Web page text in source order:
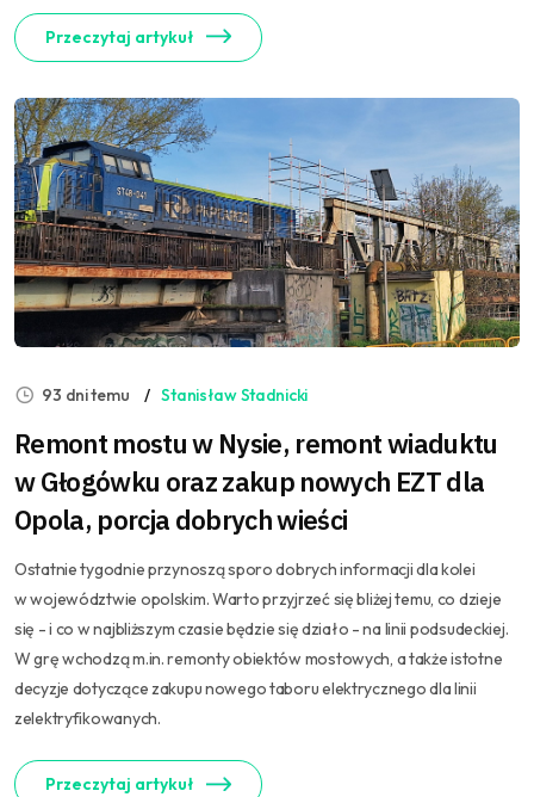
Przeczytaj artykuł
93 dni temu Stanisław Stadnicki
Remont mostu w Nysie, remont wiaduktu
w Głogówku oraz zakup nowych EZT dla
Opola, porcja dobrych wieści
Ostatnie tygodnie przynoszą sporo dobrych informacji dla kolei
w województwie opolskim. Warto przyjrzeć się bliżej temu, co dzieje
się - i co w najbliższym czasie będzie się działo - na linii podsudeckiej.
W grę wchodzą m.in. remonty obiektów mostowych, a także istotne
decyzje dotyczące zakupu nowego taboru elektrycznego dla linii
zelektryfikowanych.
Przeczytaj artykuł